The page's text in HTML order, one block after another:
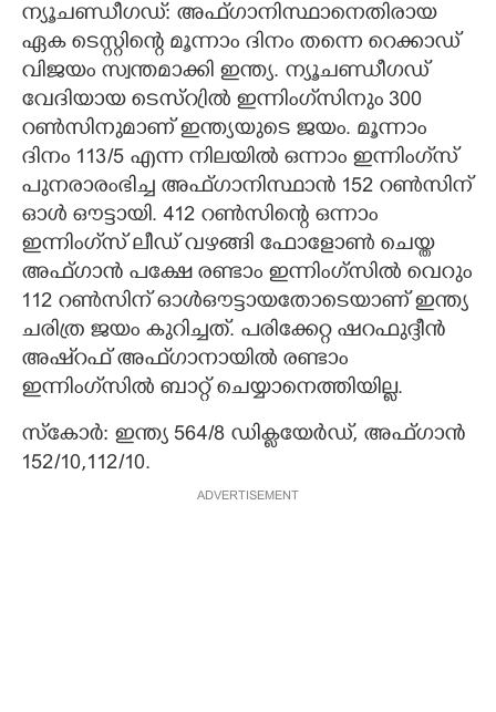
ന്യൂചണ്ഡ‌ീഗഡ്: അഫ്ഗാനിസ്ഥാനെതിരായ
ഏക ടെസ്റ്റിന്റെ മൂന്നാം ദിനം തന്നെ റെക്കാഡ്
വിജയം സ്വന്തമാക്കി ഇന്ത്യ. ന്യൂചണ്ഡീഗഡ്
വേദിയായ ടെസ്റ്രിൽ ഇന്നിംഗ്‌സിനും 300
റൺസിനുമാണ് ഇന്ത്യയുടെ ജയം. മൂന്നാം
ദിനം 113/5 എന്ന നിലയിൽ ഒന്നാം ഇന്നിംഗ്‌സ്
പുനരാരംഭിച്ച അഫ്ഗാനിസ്ഥാൻ 152 റൺസിന്
ഓൾ ഔട്ടായി. 412 റൺസിന്റെ ഒന്നാം
ഇന്നിംഗ്‌സ് ലീഡ് വഴങ്ങി ഫോളോൺ ചെയ്ത
അഫ്ഗാൻ പക്ഷേ രണ്ടാം ഇന്നിംഗ്സിൽ വെറും
112 റൺസിന് ഓൾഔട്ടായതോടെയാണ് ഇന്ത്യ
ചരിത്ര ജയം കുറിച്ചത്. പരിക്കേറ്റ ഷറഫുദ്ദീൻ
അഷ്റഫ് അഫ്‌ഗാനായിൽ രണ്ടാം
ഇന്നിംഗ്‌സിൽ ബാറ്റ് ചെയ്യാനെത്തിയില്ല.
സ്കോർ: ഇന്ത്യ 564/8 ഡിക്ലയേർഡ്, അഫ്ഗാൻ
152/10,​112/10.
ADVERTISEMENT